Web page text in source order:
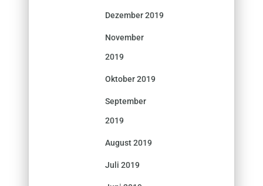
Dezember 2019
November
2019
Oktober 2019
September
2019
August 2019
Juli 2019